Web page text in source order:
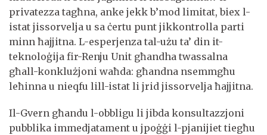
privatezza tagħna, anke jekk b’mod limitat, biex l-
istat jissorvelja u sa ċertu punt jikkontrolla parti
minn ħajjitna. L-esperjenza tal-użu ta’ din it-
teknoloġija fir-Renju Unit għandha twassalna
għall-konklużjoni waħda: għandna nsemmgħu
leħinna u nieqfu lill-istat li jrid jissorvelja ħajjitna.
Il-Gvern għandu l-obbligu li jibda konsultazzjoni
pubblika immedjatament u jpoġġi l-pjanijiet tiegħu